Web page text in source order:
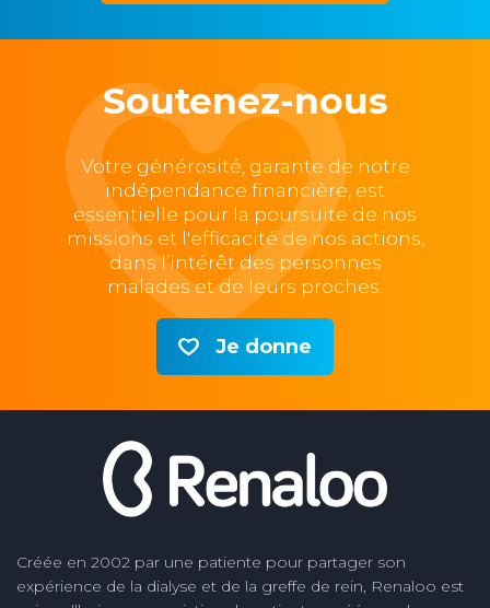
Soutenez-nous
Votre générosité, garante de notre
indépendance financière, est
essentielle pour la poursuite de nos
missions et l'efficacité de nos actions,
dans l’intérêt des personnes
malades et de leurs proches.
Je donne
Créée en 2002 par une patiente pour partager son
expérience de la dialyse et de la greffe de rein, Renaloo est